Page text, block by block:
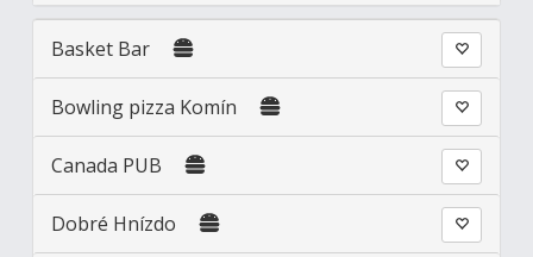
Basket Bar
Bowling pizza Komín
Canada PUB
Dobré Hnízdo